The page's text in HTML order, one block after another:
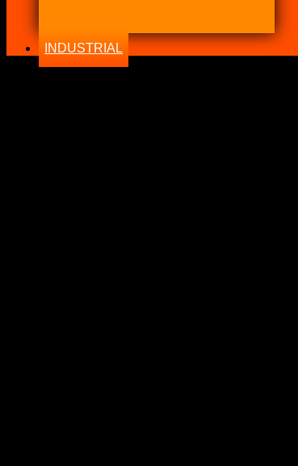
INDUSTRIAL